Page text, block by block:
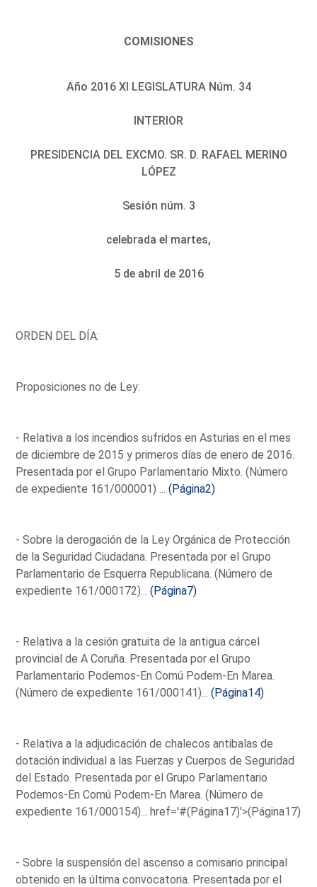
COMISIONES
Año 2016 XI LEGISLATURA Núm. 34
INTERIOR
PRESIDENCIA DEL EXCMO. SR. D. RAFAEL MERINO
LÓPEZ
Sesión núm. 3
celebrada el martes,
5 de abril de 2016
ORDEN DEL DÍA:
Proposiciones no de Ley:
- Relativa a los incendios sufridos en Asturias en el mes
de diciembre de 2015 y primeros días de enero de 2016.
Presentada por el Grupo Parlamentario Mixto. (Número
de expediente 161/000001) ...(Página2)
- Sobre la derogación de la Ley Orgánica de Protección
de la Seguridad Ciudadana. Presentada por el Grupo
Parlamentario de Esquerra Republicana. (Número de
expediente 161/000172)...(Página7)
- Relativa a la cesión gratuita de la antigua cárcel
provincial de A Coruña. Presentada por el Grupo
Parlamentario Podemos-En Comú Podem-En Marea.
(Número de expediente 161/000141)...(Página14)
- Relativa a la adjudicación de chalecos antibalas de
dotación individual a las Fuerzas y Cuerpos de Seguridad
del Estado. Presentada por el Grupo Parlamentario
Podemos-En Comú Podem-En Marea. (Número de
expediente 161/000154)...href='#(Página17)'>(Página17)
- Sobre la suspensión del ascenso a comisario principal
obtenido en la última convocatoria. Presentada por el